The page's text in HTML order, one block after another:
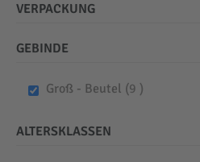
VERPACKUNG
GEBINDE
Groß - Beutel 9 items
ALTERSKLASSEN